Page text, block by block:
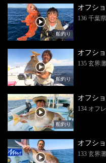
船釣り
オフシ
136 千葉
船釣り
オフシ
135 玄界
船釣り
オフシ
134 オフ
オフシ
133 玄界